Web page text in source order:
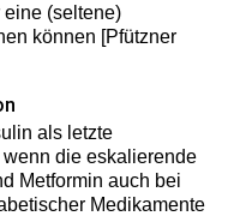
(seltene)
können [Pfützner
als letzte
die eskalierende
Metformin auch bei
Medikamente